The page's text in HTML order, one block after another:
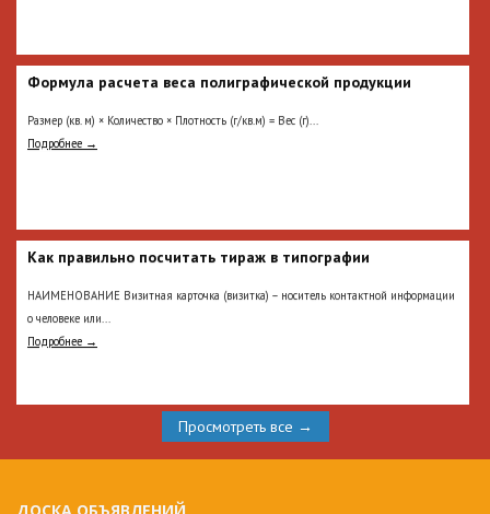
Формула расчета веса полиграфической продукции
Размер (кв. м) × Количество × Плотность (г/кв.м) = Вес (г)...
Подробнее →
Как правильно посчитать тираж в типографии
НАИМЕНОВАНИЕ Визитная карточка (визитка) – носитель контактной информации
о человеке или...
Подробнее →
Просмотреть все →